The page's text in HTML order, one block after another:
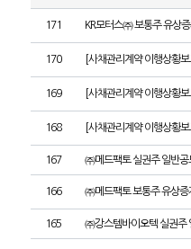
171 KR모터스㈜ 보통주 유상
170 [사채관리계약 이행상황
169 [사채관리계약 이행상황
168 [사채관리계약 이행상황
167 ㈜메드팩토 실권주 일반공
166 ㈜메드팩토 보통주 유상
165 ㈜강스템바이오텍 실권주